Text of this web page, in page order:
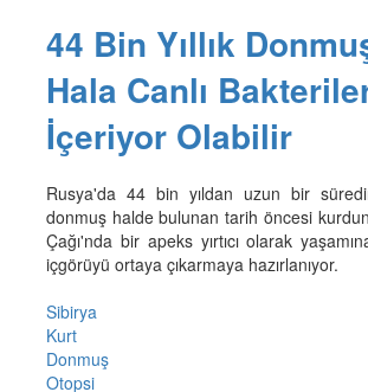
44 Bin Yıllık
Hala Canlı
İçeriyor Olabilir
Rusya'da 44 bin yıldan uzun bir
donmuş halde bulunan tarih öncesi
Çağı'nda bir apeks yırtıcı olarak
içgörüyü ortaya çıkarmaya hazırlanıyor.
Sibirya
Kurt
Donmuş
Otopsi